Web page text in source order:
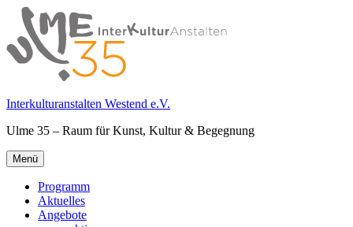
Springe
zum
Inhalt
Interkulturanstalten Westend e.V.
Ulme 35 – Raum für Kunst, Kultur & Begegnung
Primäres
Menü
Menü
Programm
Aktuelles
Angebote